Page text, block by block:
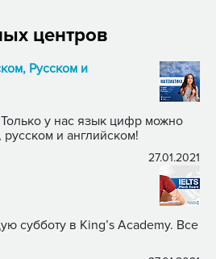
центров
Русском и
у нас язык цифр можно
русском и английском!
27.01.2021
субботу в King’s Academy. Все